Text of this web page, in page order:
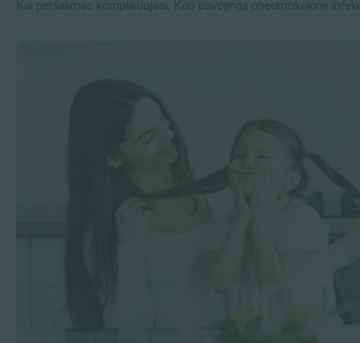
Kai peršalimas komplikuojasi. Kuo pavojinga pneumokokinė